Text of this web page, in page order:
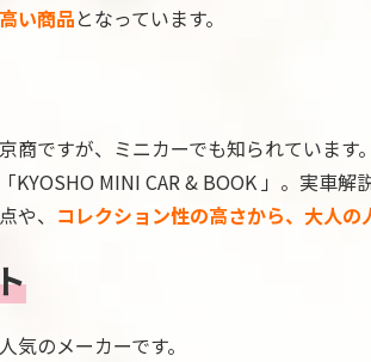
い商品となっています。
商ですが、ミニカーでも知られています。
KYOSHO MINI CAR & BOOK 」。実車
や、 コレクション性の高さから、大人の
気のメーカーです。